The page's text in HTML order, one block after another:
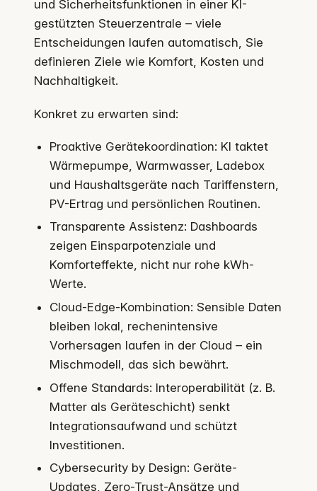
und Sicherheitsfunktionen in einer KI-
gestützten Steuerzentrale – viele
Entscheidungen laufen automatisch, Sie
definieren Ziele wie Komfort, Kosten und
Nachhaltigkeit.
Konkret zu erwarten sind:
Proaktive Gerätekoordination: KI taktet
Wärmepumpe, Warmwasser, Ladebox
und Haushaltsgeräte nach Tariffenstern,
PV-Ertrag und persönlichen Routinen.
Transparente Assistenz: Dashboards
zeigen Einsparpotenziale und
Komforteffekte, nicht nur rohe kWh-
Werte.
Cloud-Edge-Kombination: Sensible Daten
bleiben lokal, rechenintensive
Vorhersagen laufen in der Cloud – ein
Mischmodell, das sich bewährt.
Offene Standards: Interoperabilität (z. B.
Matter als Geräteschicht) senkt
Integrationsaufwand und schützt
Investitionen.
Cybersecurity by Design: Geräte-
Updates, Zero-Trust-Ansätze und